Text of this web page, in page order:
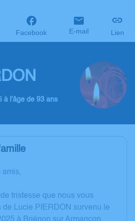
Facebook E-mail Lien
à l'âge de 93 ans
amis,
tristesse que nous vous
de Lucie PIERDON survenu le